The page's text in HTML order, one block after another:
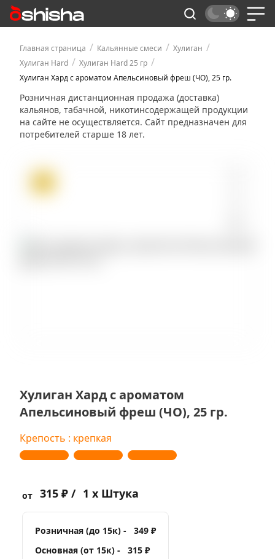
Главная страница / Кальянные смеси / Хулиган /
Хулиган Hard / Хулиган Hard 25 гр /
Хулиган Хард с ароматом Апельсиновый фреш (ЧО), 25 гр.
Розничная дистанционная продажа (доставка)
кальянов, табачной, никотинсодержащей продукции
на сайте не осуществляется. Сайт предназначен для
потребителей старше 18 лет.
Хулиган Хард с ароматом
Апельсиновый фреш (ЧО), 25 гр.
Крепость : крепкая
от 315 ₽ / 1 x Штука
Розничная (до 15к) -
349 ₽
Основная (от 15к) -
315 ₽